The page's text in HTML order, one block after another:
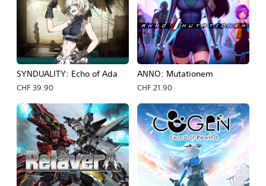
SYNDUALITY: Echo of Ada
CHF 39.90
ANNO: Mutationem
CHF 21.90